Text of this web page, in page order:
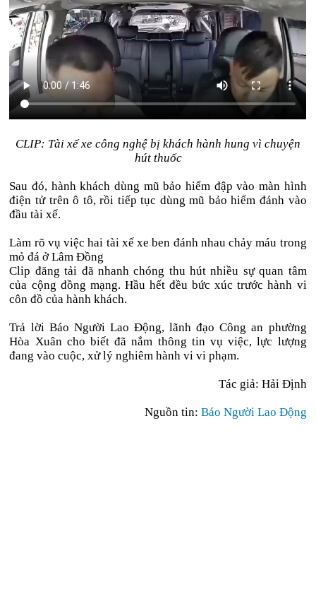
CLIP: Tài xế xe công nghệ bị khách hành hung vì chuyện
hút thuốc
Sau đó, hành khách dùng mũ bảo hiểm đập vào màn hình
điện tử trên ô tô, rồi tiếp tục dùng mũ bảo hiểm đánh vào
đầu tài xế.
Làm rõ vụ việc hai tài xế xe ben đánh nhau chảy máu trong
mỏ đá ở Lâm Đồng
Clip đăng tải đã nhanh chóng thu hút nhiều sự quan tâm
của cộng đồng mạng. Hầu hết đều bức xúc trước hành vi
côn đồ của hành khách.
Trả lời Báo Người Lao Động, lãnh đạo Công an phường
Hòa Xuân cho biết đã nắm thông tin vụ việc, lực lượng
đang vào cuộc, xử lý nghiêm hành vi vi phạm.
Tác giả: Hải Định
Nguồn tin: Báo Người Lao Động